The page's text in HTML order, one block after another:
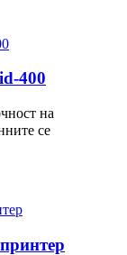
400
на
се